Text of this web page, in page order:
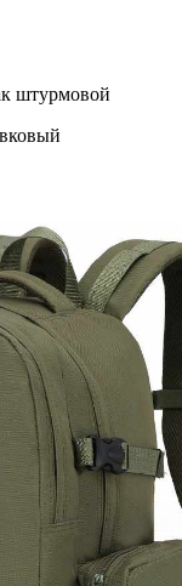
штурмовой